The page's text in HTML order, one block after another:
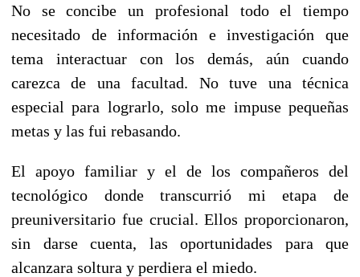
No se concibe un profesional todo el tiempo
necesitado de información e investigación que
tema interactuar con los demás, aún cuando
carezca de una facultad. No tuve una técnica
especial para lograrlo, solo me impuse pequeñas
metas y las fui rebasando.
El apoyo familiar y el de los compañeros del
tecnológico donde transcurrió mi etapa de
preuniversitario fue crucial. Ellos proporcionaron,
sin darse cuenta, las oportunidades para que
alcanzara soltura y perdiera el miedo.